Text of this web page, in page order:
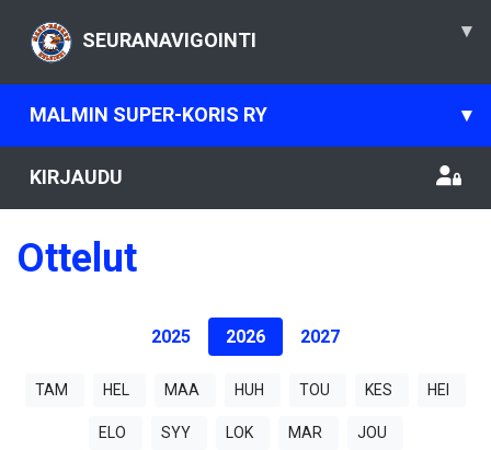
SEURANAVIGOINTI ▾
MALMIN SUPER-KORIS RY ▾
KIRJAUDU
Ottelut
2025 2026 2027
TAM HEL MAA HUH TOU KES HEI
ELO SYY LOK MAR JOU